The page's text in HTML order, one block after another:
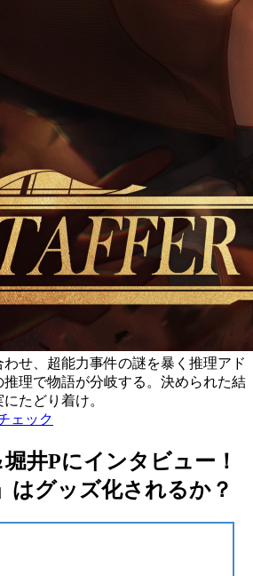
せ、超能力事件の謎を暴く推理アド
理で物語が分岐する。決められた結
たどり着け。
ェック
井Pにインタビュー！
はグッズ化されるか？